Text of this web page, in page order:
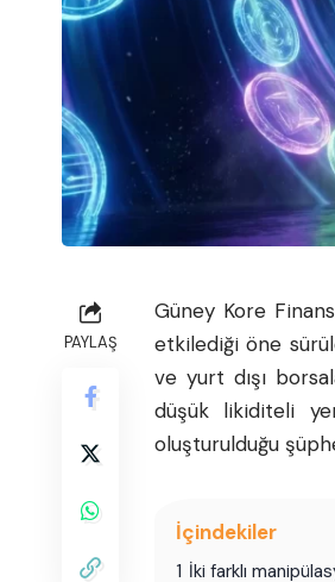
PAYLAŞ
Güney Kore
etkilediği öne
ve yurt dışı
düşük likiditeli
oluşturulduğu
İçindekiler
1 İki farklı